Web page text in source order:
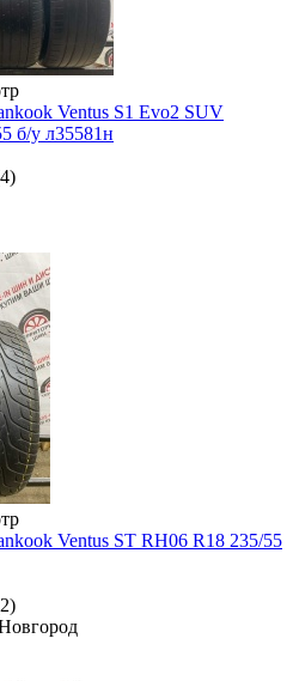
Ventus S1 Evo2 SUV
б/у л35581н
Ventus ST RH06 R18 235/55